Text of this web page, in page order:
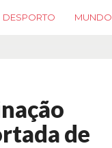
DESPORTO MUNDO
de